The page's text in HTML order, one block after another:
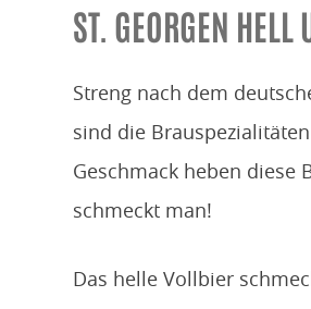
ST. GEORGEN HELL
Streng nach dem
sind die
Geschmack heben diese
schmeckt man!
Das helle Vollbier